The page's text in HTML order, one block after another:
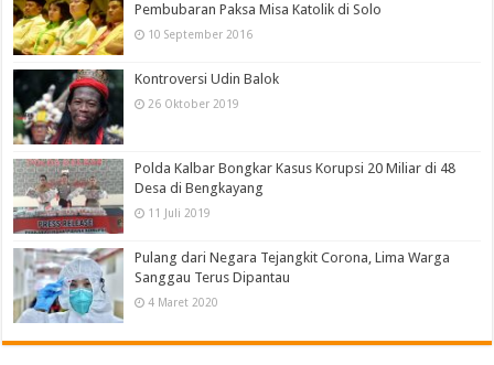
Pembubaran Paksa Misa Katolik di Solo
10 September 2016
Kontroversi Udin Balok
26 Oktober 2019
Polda Kalbar Bongkar Kasus Korupsi 20 Miliar di 48
Desa di Bengkayang
11 Juli 2019
Pulang dari Negara Tejangkit Corona, Lima Warga
Sanggau Terus Dipantau
4 Maret 2020